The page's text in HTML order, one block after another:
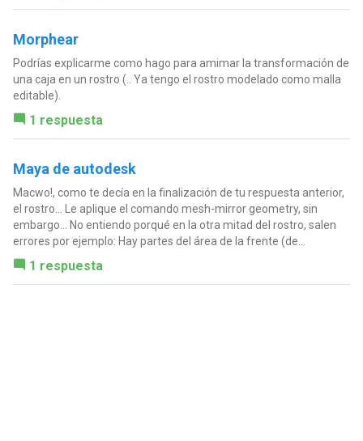
Morphear
Podrías explicarme como hago para amimar la transformación de
una caja en un rostro (.. Ya tengo el rostro modelado como malla
editable).
1 respuesta
Maya de autodesk
Macwo!, como te decía en la finalización de tu respuesta anterior,
el rostro... Le aplique el comando mesh-mirror geometry, sin
embargo... No entiendo porqué en la otra mitad del rostro, salen
errores por ejemplo: Hay partes del área de la frente (de...
1 respuesta